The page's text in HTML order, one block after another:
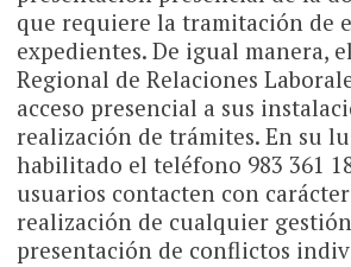
que requiere la tramitación de
expedientes. De igual manera,
Regional de Relaciones
acceso presencial a sus
realización de trámites. En su
habilitado el teléfono 983 361
usuarios contacten con
realización de cualquier
presentación de conflictos